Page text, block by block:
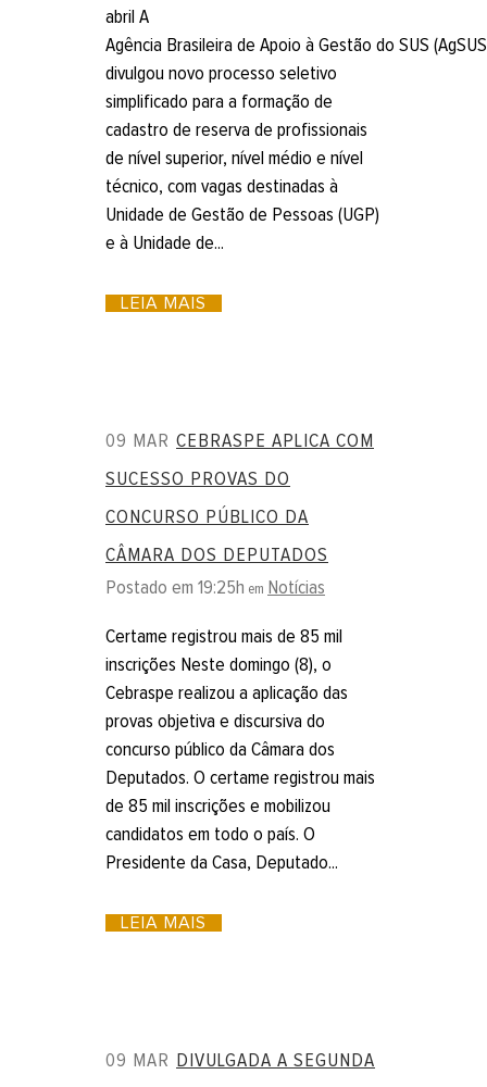
abril A
Agência Brasileira de Apoio à Gestão do SUS
divulgou novo processo seletivo
simplificado para a formação de
cadastro de reserva de profissionais
de nível superior, nível médio e nível
técnico, com vagas destinadas à
Unidade de Gestão de Pessoas (UGP)
e à Unidade de...
LEIA MAIS
09 MAR CEBRASPE APLICA COM
SUCESSO PROVAS DO
CONCURSO PÚBLICO DA
CÂMARA DOS DEPUTADOS
Postado em 19:25h em Notícias
Certame registrou mais de 85 mil
inscrições Neste domingo (8), o
Cebraspe realizou a aplicação das
provas objetiva e discursiva do
concurso público da Câmara dos
Deputados. O certame registrou mais
de 85 mil inscrições e mobilizou
candidatos em todo o país. O
Presidente da Casa, Deputado...
LEIA MAIS
09 MAR
DIVULGADA A SEGUNDA